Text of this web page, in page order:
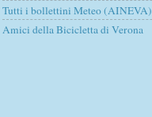
Tutti i bollettini Meteo (AINEVA)
Amici della Bicicletta di Verona